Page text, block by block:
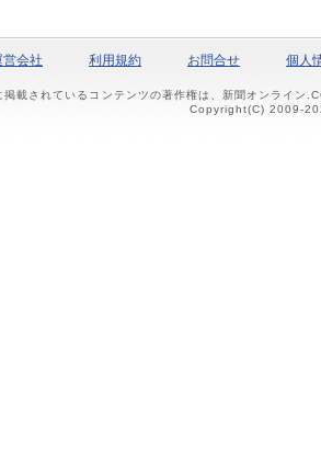
営会社 利用規約 お問合せ 個人
載されているコンテンツの著作権は、新聞オンライン
Copyright(C) 2009-